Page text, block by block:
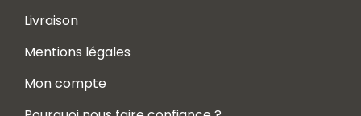
Livraison
Mentions légales
Mon compte